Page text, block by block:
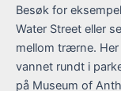
Besøk for
Water Street eller
mellom trærne.
vannet rundt i
på Museum of